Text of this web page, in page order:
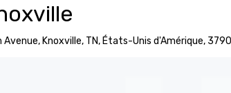
Avenue, Knoxville, TN, États-Unis d'Amérique,